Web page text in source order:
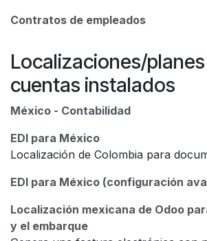
Contratos de empleados
Localizaciones/
cuentas instalados
México - Contabilidad
EDI para México
Localización de Colombia para
EDI para México (configuración
Localización mexicana de Odoo
y el embarque